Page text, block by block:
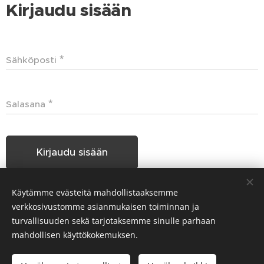
Kirjaudu sisään
Sähköposti
Salasana
Kirjaudu sisään
Unohditko salasanasi?
Hakunilan Seudun Koiraharrastajat HSKH ry
Käytämme evästeitä mahdollistaaksemme
verkkosivustomme asianmukaisen toiminnan ja
turvallisuuden sekä tarjotaksemme sinulle parhaan
mahdollisen käyttökokemuksen.